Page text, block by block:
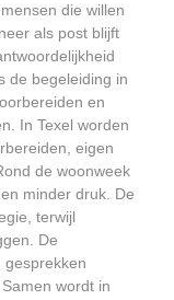
die willen
als post blijft
de begeleiding in
en
In Texel worden
eigen
de woonweek
minder druk. De
terwijl
De
gesprekken
wordt in